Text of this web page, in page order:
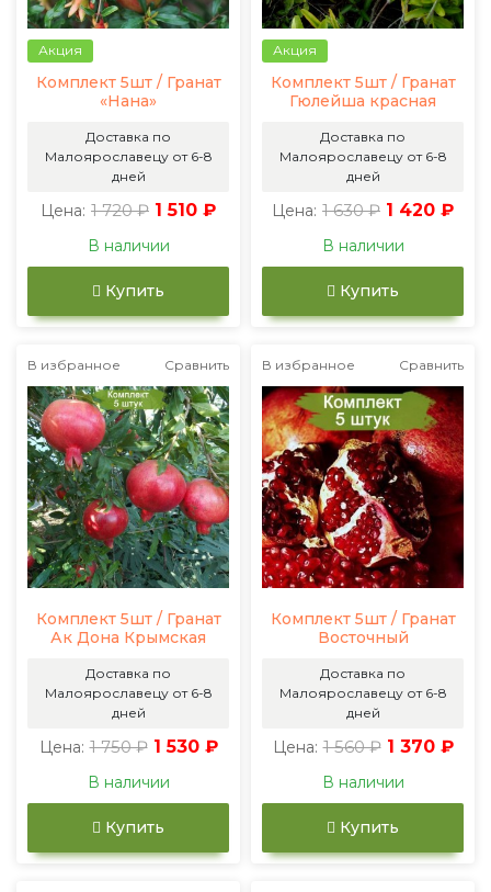
Акция
Комплект 5шт / Гранат
«Нана»
Доставка по
Малоярославецу от 6-8
дней
Цена: 1 720 ₽ 1 510 ₽
В наличии
Купить
Акция
Комплект 5шт / Гранат
Гюлейша красная
Доставка по
Малоярославецу от 6-8
дней
Цена: 1 630 ₽ 1 420 ₽
В наличии
Купить
В избранное Сравнить
Комплект 5шт / Гранат
Ак Дона Крымская
Доставка по
Малоярославецу от 6-8
дней
Цена: 1 750 ₽ 1 530 ₽
В наличии
Купить
В избранное Сравнить
Комплект 5шт / Гранат
Восточный
Доставка по
Малоярославецу от 6-8
дней
Цена: 1 560 ₽ 1 370 ₽
В наличии
Купить